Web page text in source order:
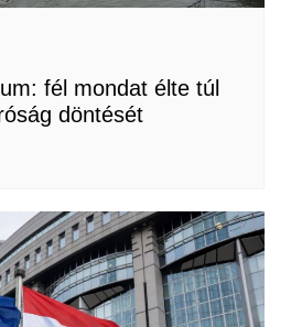
fél mondat élte túl
döntését